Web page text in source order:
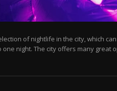
of nightlife in the city, which
one night. The city offers many great